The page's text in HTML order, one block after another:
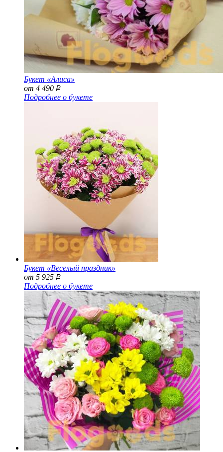
Букет «Алиса»
от 4 490 Р
Подробнее о букете
Букет «Веселый праздник»
от 5 925 Р
Подробнее о букете